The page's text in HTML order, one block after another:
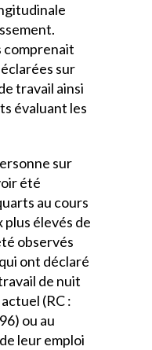
comprenait
sur
travail ainsi
évaluant les
sur
été
au cours
plus élevés de
observés
ont déclaré
de nuit
(RC :
ou au
leur emploi